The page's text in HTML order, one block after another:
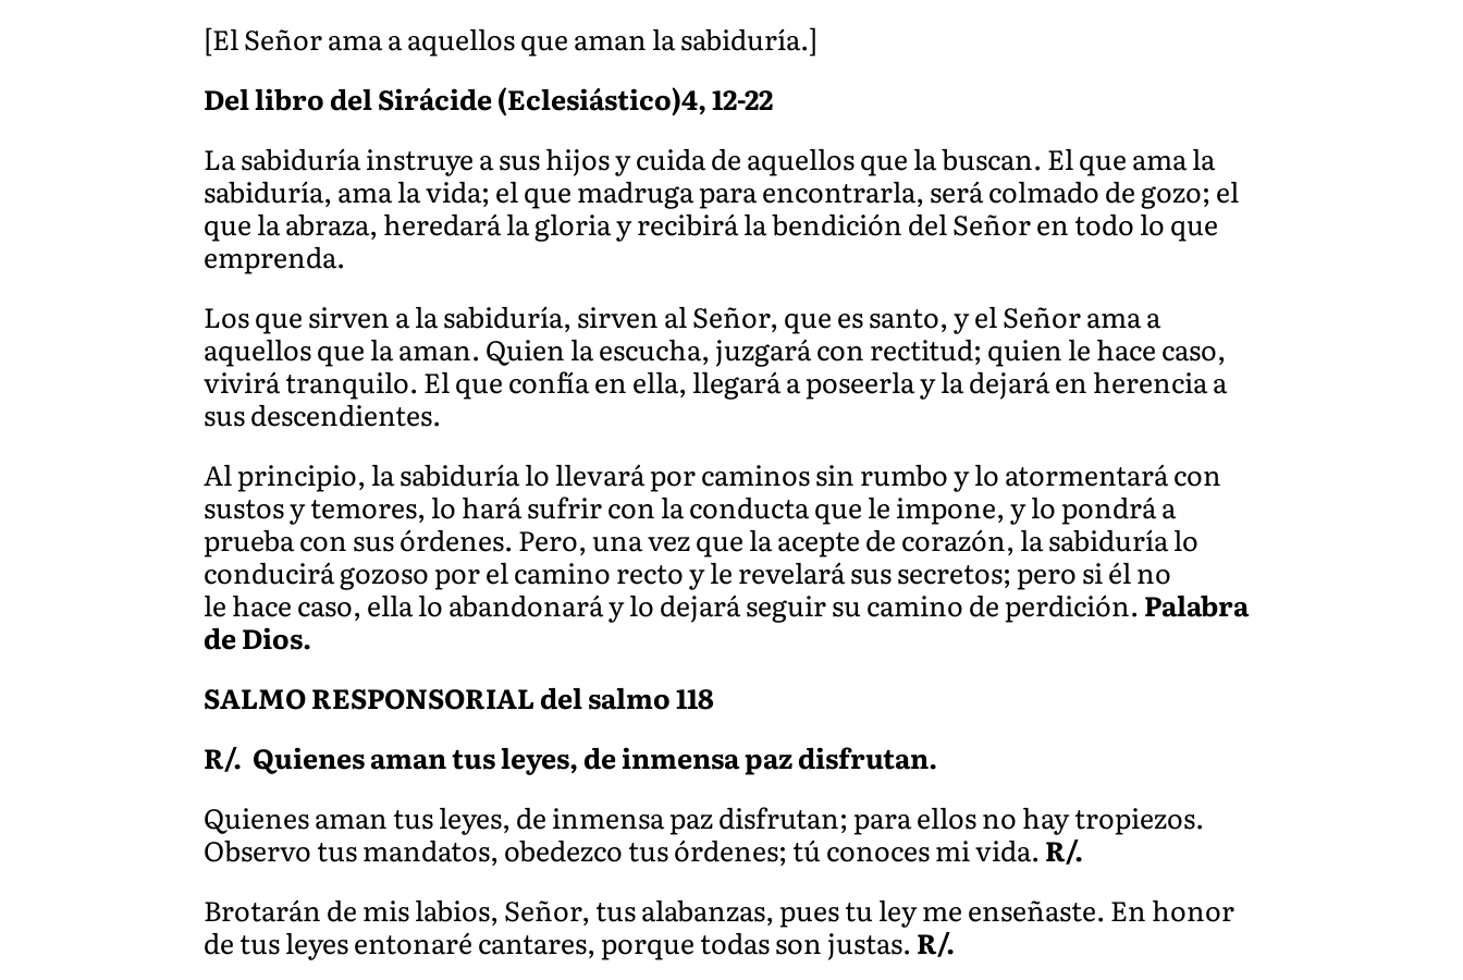
[El Señor ama a aquellos que aman la sabiduría.]
Del libro del Sirácide (Eclesiástico)4, 12-22
La sabiduría instruye a sus hijos y cuida de aquellos que la buscan. El que ama la
sabiduría, ama la vida; el que madruga para encontrarla, será colmado de gozo; el
que la abraza, heredará la gloria y recibirá la bendición del Señor en todo lo que
emprenda.
Los que sirven a la sabiduría, sirven al Señor, que es santo, y el Señor ama a
aquellos que la aman. Quien la escucha, juzgará con rectitud; quien le hace caso,
vivirá tranquilo. El que confía en ella, llegará a poseerla y la dejará en herencia a
sus descendientes.
Al principio, la sabiduría lo llevará por caminos sin rumbo y lo atormentará con
sustos y temores, lo hará sufrir con la conducta que le impone, y lo pondrá a
prueba con sus órdenes. Pero, una vez que la acepte de corazón, la sabiduría lo
conducirá gozoso por el camino recto y le revelará sus secretos; pero si él no
le hace caso, ella lo abandonará y lo dejará seguir su camino de perdición. Palabra
de Dios.
SALMO RESPONSORIAL del salmo 118
R/. Quienes aman tus leyes, de inmensa paz disfrutan.
Quienes aman tus leyes, de inmensa paz disfrutan; para ellos no hay tropiezos.
Observo tus mandatos, obedezco tus órdenes; tú conoces mi vida. R/.
Brotarán de mis labios, Señor, tus alabanzas, pues tu ley me enseñaste. En honor
de tus leyes entonaré cantares, porque todas son justas. R/.